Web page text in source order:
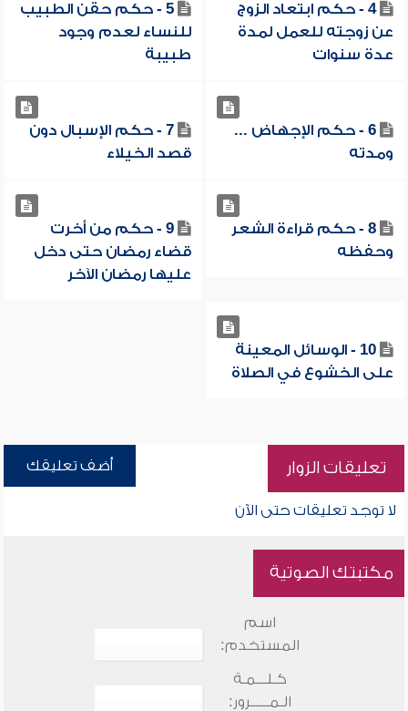
4 - حكم ابتعاد الزوج
عن زوجته للعمل لمدة
عدة سنوات
5 - حكم حقن الطبيب
للنساء لعدم وجود
طبيبة
6 - حكم الإجهاض ...
ومدته
7 - حكم الإسبال دون
قصد الخيلاء
8 - حكم قراءة الشعر
وحفظه
9 - حكم من أخرت
قضاء رمضان حتى دخل
عليها رمضان الآخر
10 - الوسائل المعينة
على الخشوع في الصلاة
تعليقات الزوار أضف تعليقك
لا توجد تعليقات حتى الآن
مكتبتك الصوتية
اسم
المستخدم:
كـلـــمـة
الـمـــــرور: